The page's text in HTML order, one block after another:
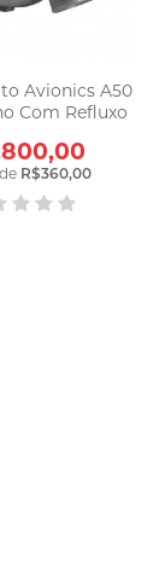
Avionics A50
Com Refluxo
de R$360,00